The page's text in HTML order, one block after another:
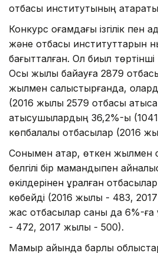
отбасы институтының
Конкурс қоғамдағы ізгілік пен
және отбасы институттарын
бағытталған. Ол биыл төртінші
Осы жылы байқауға 2879
жылмен салыстырғанда,
(2016 жылы 2579 отбасы
қатысушылардың 36,2%-ы
көпбалалы отбасылар (2016
Сонымен қатар, өткен жылмен
белгілі бір мамандықпен
өкілдерінен құралған
көбейді (2016 жылы - 483,
жас отбасылар саны да 6%-
- 472, 2017 жылы - 500).
Мамыр айында барлық